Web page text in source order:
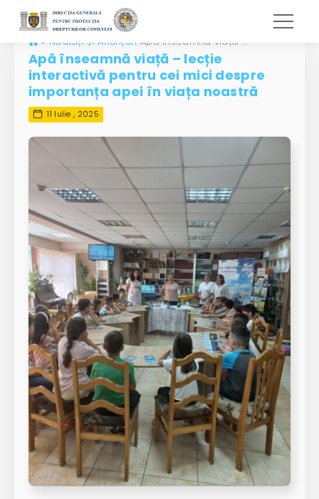
» Noutăți și Anunțuri Apă înseamnă viață – lecție interactivă pentru cei mici despre importanța apei în viața noastră
Apă înseamnă viață – lecție
interactivă pentru cei mici despre
importanța apei în viața noastră
11 Iulie , 2025